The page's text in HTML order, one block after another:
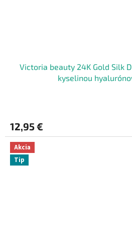
Victoria beauty 24K Gold Silk
kyselinou
12,95 €
Akcia
Tip